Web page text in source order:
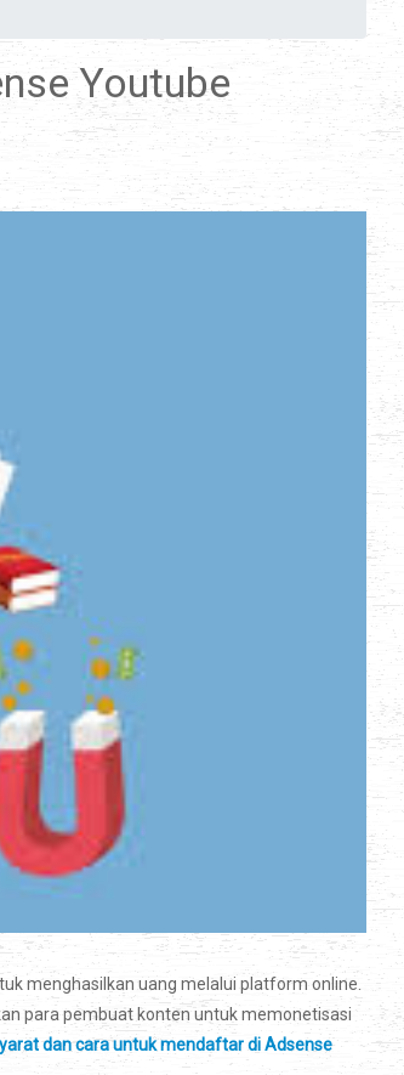
Youtube
menghasilkan uang melalui platform online.
para pembuat konten untuk memonetisasi
dan cara untuk mendaftar di Adsense